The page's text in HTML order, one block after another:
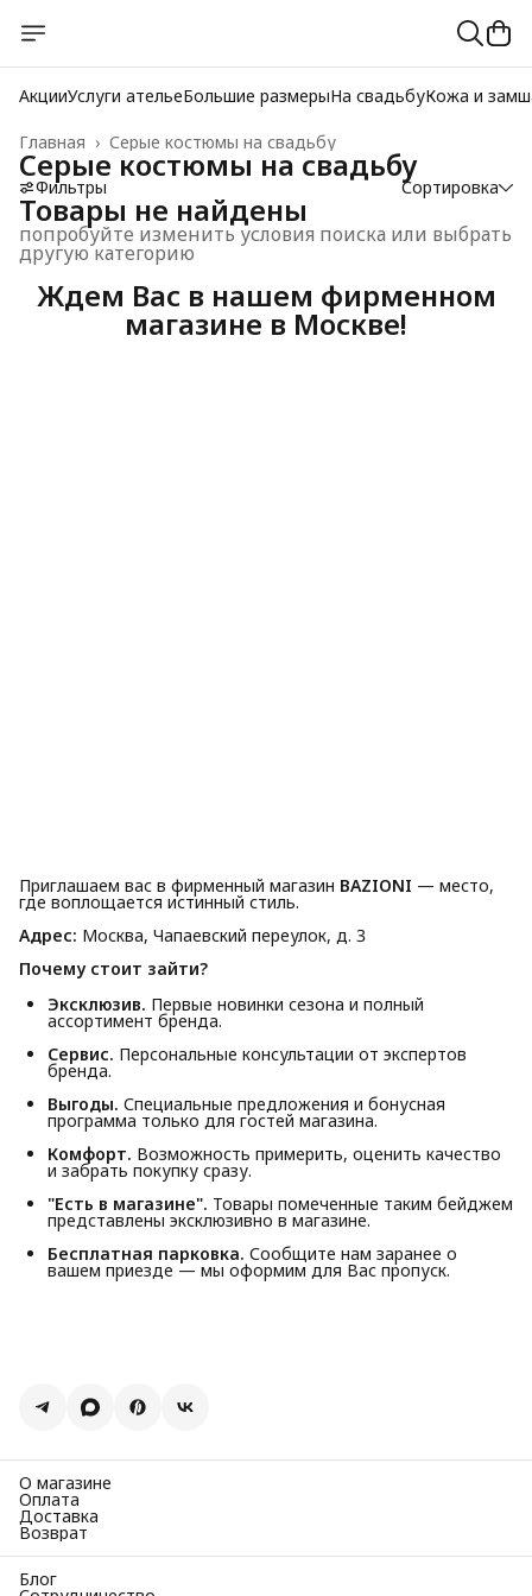
АкцииУслуги ательеБольшие размерыНа свадьбуКожа и
Серые костюмы на свадьбу
Главная ›
Серые костюмы на свадьбу
Фильтры Сортировка
Товары не найдены
попробуйте изменить условия поиска или выбрать
другую категорию
Ждем Вас в нашем фирменном
магазине в Москве!
Приглашаем вас в фирменный магазин BAZIONI — место,
где воплощается истинный стиль.
Адрес: Москва, Чапаевский переулок, д. 3
Почему стоит зайти?
Эксклюзив. Первые новинки сезона и полный
ассортимент бренда.
Сервис. Персональные консультации от экспертов
бренда.
Выгоды. Специальные предложения и бонусная
программа только для гостей магазина.
Комфорт. Возможность примерить, оценить качество
и забрать покупку сразу.
"Есть в магазине". Товары помеченные таким бейджем
представлены эксклюзивно в магазине.
Бесплатная парковка. Сообщите нам заранее о
вашем приезде — мы оформим для Вас пропуск.
О магазине
Оплата
Доставка
Возврат
Блог